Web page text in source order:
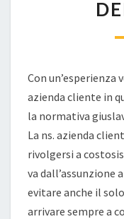
Con un’esperienza
azienda cliente in
la normativa
La ns. azienda
rivolgersi a
va dall’assunzione
evitare anche il
arrivare sempre a